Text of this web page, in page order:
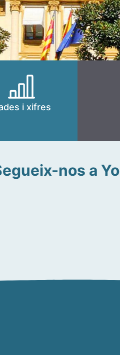
i xifres
nos a